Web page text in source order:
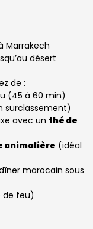
Marrakech
désert
de :
(45 à 60 min)
surclassement)
avec un thé de
animalière (idéal
marocain sous
de feu)